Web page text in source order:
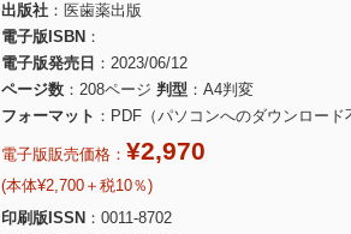
出版社
医歯薬出版
電子版ISBN
電子版発売日
2023/06/12
ページ数
208ページ 判型
A4判変
フォーマット
PDF（パソコンへのダウンロード
電子版販売価格： ¥2,970
(本体¥2,700＋税10％)
印刷版ISSN
0011-8702